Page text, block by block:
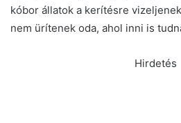
kóbor állatok a kerítésre
nem ürítenek oda, ahol inni is
Hirdetés